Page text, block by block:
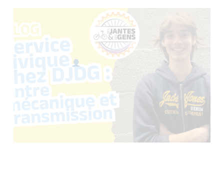
CHALLENGE 30 JOURS
SANS VOITURE :
RELÈVERIEZ-VOUS LE DÉFI
?